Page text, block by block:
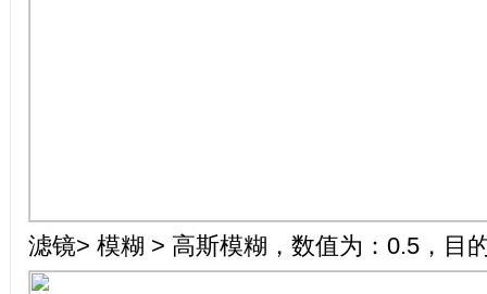
滤镜> 模糊 > 高斯模糊，数值为：0.5，目